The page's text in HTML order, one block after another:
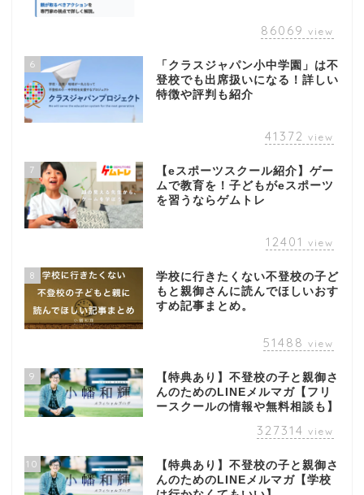
86069 view
6
「クラスジャパン小中学園」は不
登校でも出席扱いになる！詳しい
特徴や評判も紹介
41372 view
7
【eスポーツスクール紹介】ゲー
ムで教育を！子どもがeスポーツ
を習うならゲムトレ
12401 view
8
学校に行きたくない不登校の子ど
もと親御さんに読んでほしいおす
すめ記事まとめ。
51488 view
9
【特典あり】不登校の子と親御さ
んのためのLINEメルマガ【フリ
ースクールの情報や無料相談も】
327314 view
10
【特典あり】不登校の子と親御さ
んのためのLINEメルマガ【学校